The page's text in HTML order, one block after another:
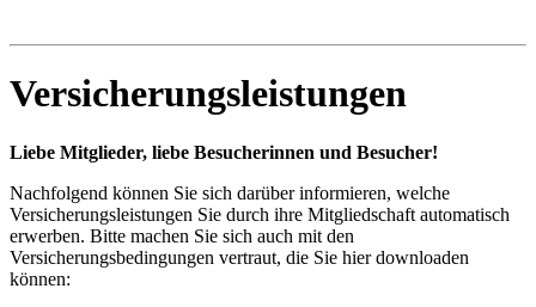
Versicherungsleistungen
Liebe Mitglieder, liebe Besucherinnen und Besucher!
Nachfolgend können Sie sich darüber informieren, welche
Versicherungsleistungen Sie durch ihre Mitgliedschaft automatisch
erwerben. Bitte machen Sie sich auch mit den
Versicherungsbedingungen vertraut, die Sie hier downloaden
können: